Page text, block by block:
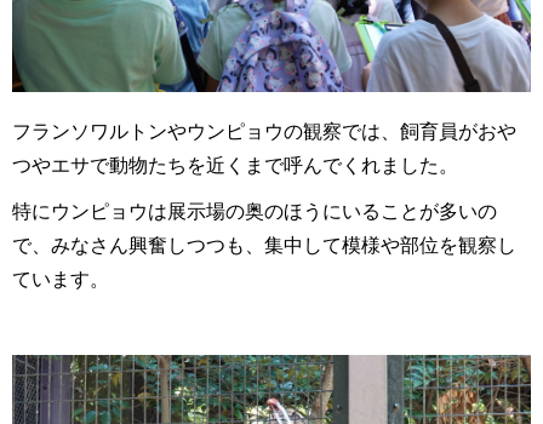
フランソワルトンやウンピョウの観察では、飼育員がおや
つやエサで動物たちを近くまで呼んでくれました。
特にウンピョウは展示場の奥のほうにいることが多いの
で、みなさん興奮しつつも、集中して模様や部位を観察し
ています。